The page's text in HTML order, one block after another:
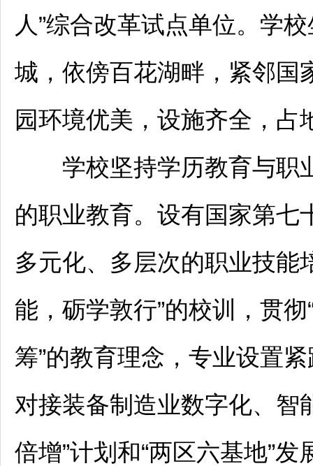
人”综合改革试点单位。学
城，依傍百花湖畔，紧邻国
园环境优美，设施齐全，占
学校坚持学历教育与职
的职业教育。设有国家第七
多元化、多层次的职业技能
能，砺学敦行”的校训，贯
筹”的教育理念，专业设置
对接装备制造业数字化、智
倍增”计划和“两区六基地”